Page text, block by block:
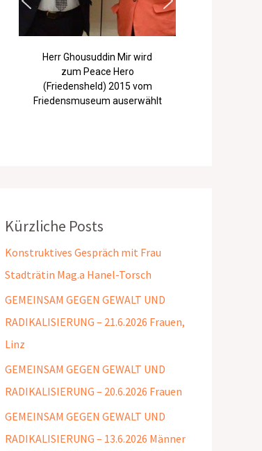
Herr Ghousuddin Mir wird
zum Peace Hero
(Friedensheld) 2015 vom
Friedensmuseum auserwählt
Kürzliche Posts
Konstruktives Gespräch mit Frau
Stadträtin Mag.a Hanel-Torsch
GEMEINSAM GEGEN GEWALT UND
RADIKALISIERUNG – 21.6.2026 Frauen,
Linz
GEMEINSAM GEGEN GEWALT UND
RADIKALISIERUNG – 20.6.2026 Frauen
GEMEINSAM GEGEN GEWALT UND
RADIKALISIERUNG – 13.6.2026 Männer